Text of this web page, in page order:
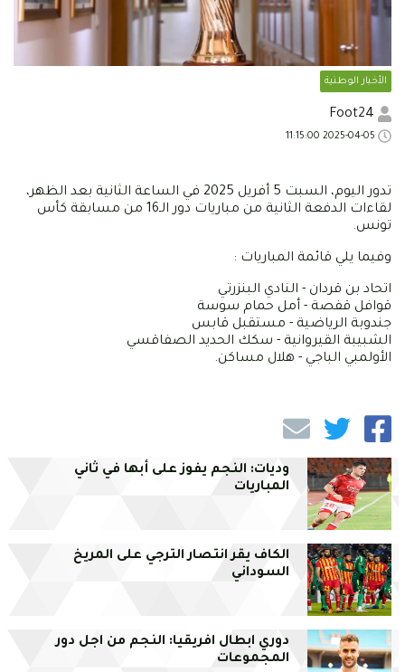
الأخبار الوطنية
تدور اليوم، السبت 5 أفريل 2025 في الساعة الثانية بعد الظهر،
لقاءات الدفعة الثانية من مباريات دور الـ16 من مسابقة كأس
تونس.
وفيما يلي قائمة المباريات :
اتحاد بن قردان - النادي البنزرتي
قوافل قفصة - أمل حمام سوسة
جندوبة الرياضية - مستقبل قابس
الشبيبة القيروانية - سكك الحديد الصفاقسي
الأولمبي الباجي - هلال مساكن.
وديات: النجم يفوز على أبها في ثاني
المباريات
الكاف يقر انتصار الترجي على المريخ
السوداني
دوري ابطال افريقيا: النجم من اجل دور
المجموعات